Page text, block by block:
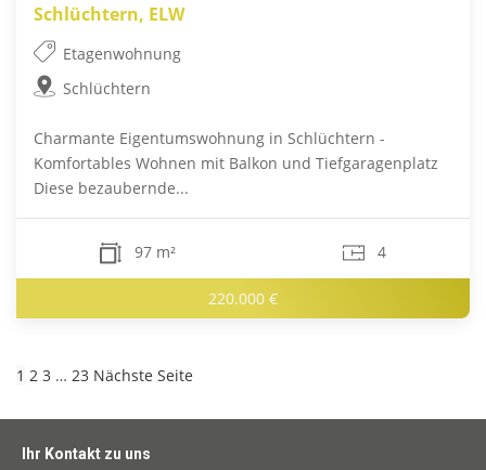
Schlüchtern, ELW
Etagenwohnung
Schlüchtern
Charmante Eigentumswohnung in Schlüchtern -
Komfortables Wohnen mit Balkon und Tiefgaragenplatz
Diese bezaubernde...
97 m² 4
220.000 €
1 2 3 … 23 Nächste Seite
Ihr Kontakt zu uns